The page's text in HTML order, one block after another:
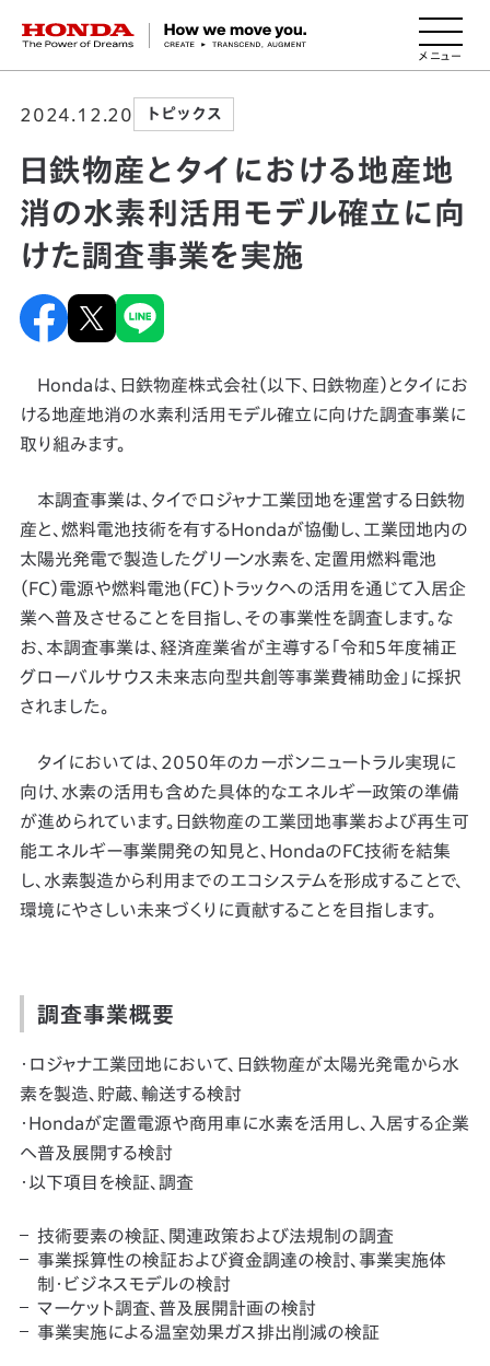
HONDA The Power of Dreams
2024.12.20 トピックス
日鉄物産とタイにおける地産地
消の水素利活用モデル確立に向
けた調査事業を実施
Hondaは、日鉄物産株式会社（以下、日鉄物産）とタイにお
ける地産地消の水素利活用モデル確立に向けた調査事業に
取り組みます。
本調査事業は、タイでロジャナ工業団地を運営する日鉄物
産と、燃料電池技術を有するHondaが協働し、工業団地内の
太陽光発電で製造したグリーン水素を、定置用燃料電池
（FC）電源や燃料電池（FC）トラックへの活用を通じて入居企
業へ普及させることを目指し、その事業性を調査します。な
お、本調査事業は、経済産業省が主導する「令和５年度補正
グローバルサウス未来志向型共創等事業費補助金」に採択
されました。
タイにおいては、2050年のカーボンニュートラル実現に
向け、水素の活用も含めた具体的なエネルギー政策の準備
が進められています。日鉄物産の工業団地事業および再生可
能エネルギー事業開発の知見と、HondaのFC技術を結集
し、水素製造から利用までのエコシステムを形成することで、
環境にやさしい未来づくりに貢献することを目指します。
調査事業概要
・ロジャナ工業団地において、日鉄物産が太陽光発電から水
素を製造、貯蔵、輸送する検討
・Hondaが定置電源や商用車に水素を活用し、入居する企業
へ普及展開する検討
・以下項目を検証、調査
技術要素の検証、関連政策および法規制の調査
事業採算性の検証および資金調達の検討、事業実施体
制・ビジネスモデルの検討
マーケット調査、普及展開計画の検討
事業実施による温室効果ガス排出削減の検証